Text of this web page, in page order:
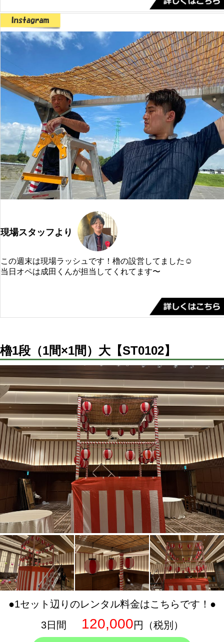
現場スタッフより
この週末は現場ラッシュです！櫓の設営してました☺️
当日オペは成田くんが担当してくれてます〜
櫓1段（1間×1間）大【ST0102】
●1セット辺りのレンタル料金はこちらです！●
3日間
120,000円（税別）